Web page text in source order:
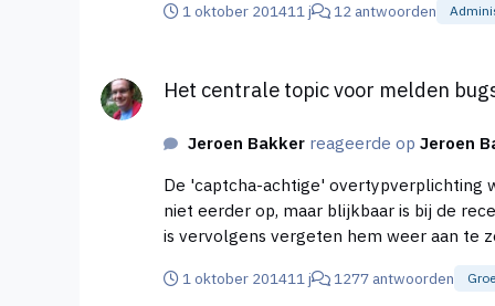
1 oktober 201411 j 12 antwoorden
Het centrale topic voor melden
Jeroen Bakker reageerde opJeroen
De 'captcha-achtige' overtypverplichting
niet eerder op, maar blijkbaar is bij de
1 oktober 201411 j 1277 antwoorden